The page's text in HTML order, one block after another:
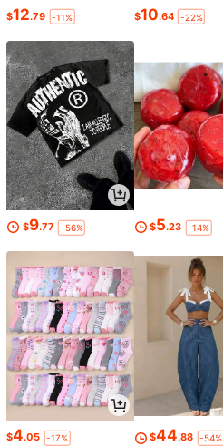
$12.79 -11% $10.64 -22%
$9.77 -56% $5.23 -14%
$4.05 -17% $44.88 -54%